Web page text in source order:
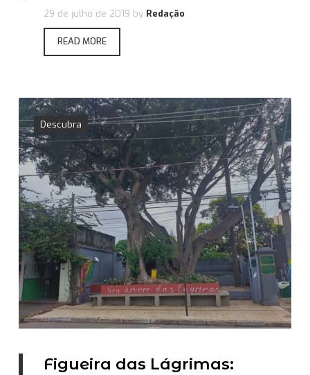
29 de julho de 2019 by Redação
READ MORE
Descubra
Figueira das Lágrimas: